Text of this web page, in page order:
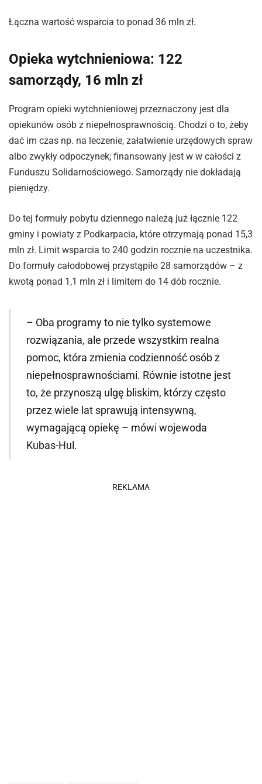
Łączna wartość wsparcia to ponad 36 mln zł.
Opieka wytchnieniowa: 122
samorządy, 16 mln zł
Program opieki wytchnieniowej przeznaczony jest dla
opiekunów osób z niepełnosprawnością. Chodzi o to, żeby
dać im czas np. na leczenie, załatwienie urzędowych spraw
albo zwykły odpoczynek; finansowany jest w w całości z
Funduszu Solidarnościowego. Samorządy nie dokładają
pieniędzy.
Do tej formuły pobytu dziennego należą już łącznie 122
gminy i powiaty z Podkarpacia, które otrzymają ponad 15,3
mln zł. Limit wsparcia to 240 godzin rocznie na uczestnika.
Do formuły całodobowej przystąpiło 28 samorządów – z
kwotą ponad 1,1 mln zł i limitem do 14 dób rocznie.
– Oba programy to nie tylko systemowe
rozwiązania, ale przede wszystkim realna
pomoc, która zmienia codzienność osób z
niepełnosprawnościami. Równie istotne jest
to, że przynoszą ulgę bliskim, którzy często
przez wiele lat sprawują intensywną,
wymagającą opiekę – mówi wojewoda
Kubas-Hul.
REKLAMA